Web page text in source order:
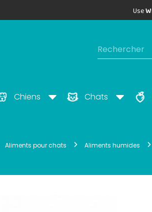
Use
Chiens Chats
Aliments pour chats Aliments humides